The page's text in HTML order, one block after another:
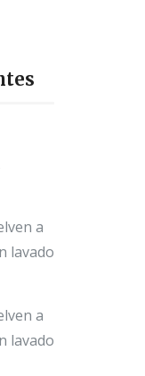
a
lavado
a
lavado